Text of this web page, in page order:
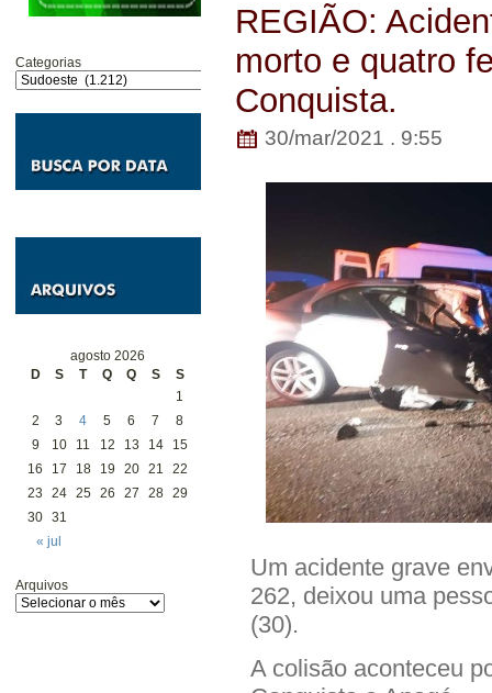
Categorias
agosto 2026
D
S T Q Q S S
« jul
1
2
3 4 5 6 7
8
9
10 11 12 13 14
15
16
17 18 19 20 21
22
23
24 25 26 27 28 29
30 31
Arquivos
REGIÃO:
morto e quatro
Conquista.
30/mar/2021 . 9:55
Um acidente grave
262, deixou uma
(30).
A colisão aconteceu